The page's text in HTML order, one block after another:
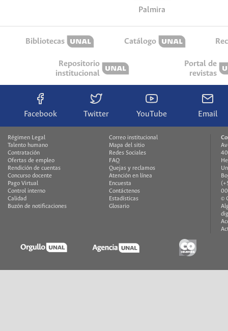
Palmira
Bibliotecas Catálogo
Repositorio
institucional
Portal de
revistas
Facebook Twitter YouTube Email
Régimen Legal
Talento humano
Contratación
Ofertas de empleo
Rendición de cuentas
Concurso docente
Pago Virtual
Control interno
Calidad
Buzón de notificaciones
Correo institucional
Mapa del sitio
Redes Sociales
FAQ
Quejas y reclamos
Atención en línea
Encuesta
Contáctenos
Estadísticas
Glosario
©